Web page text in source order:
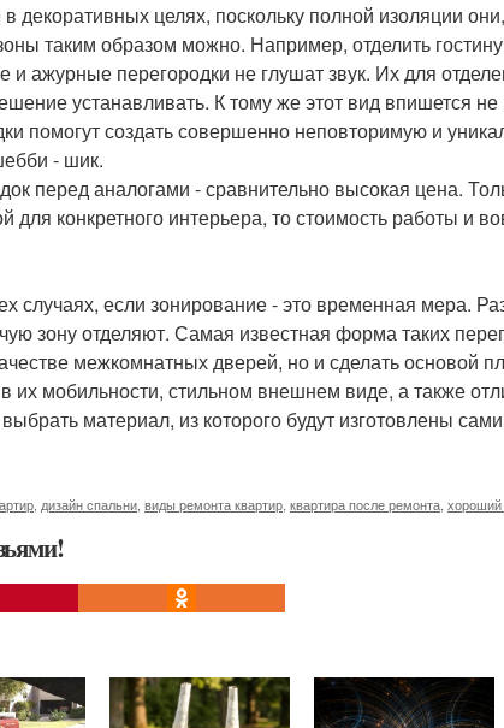
декоративных целях, поскольку полной изоляции
таким образом можно. Например, отделить
ажурные перегородки не глушат звук. Их для
устанавливать. К тому же этот вид впишется
помогут создать совершенно неповторимую и
- шик.
перед аналогами - сравнительно высокая цена.
для конкретного интерьера, то стоимость работы и
случаях, если зонирование - это временная мера.
зону отделяют. Самая известная форма таких
межкомнатных дверей, но и сделать основой
их мобильности, стильном внешнем виде, а также
материал, из которого будут изготовлены
дизайн спальни виды ремонта квартир квартира после ремонта хороший